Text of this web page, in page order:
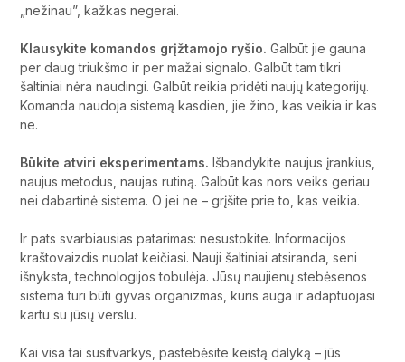
„nežinau”, kažkas negerai.
Klausykite komandos grįžtamojo ryšio. Galbūt jie gauna
per daug triukšmo ir per mažai signalo. Galbūt tam tikri
šaltiniai nėra naudingi. Galbūt reikia pridėti naujų kategorijų.
Komanda naudoja sistemą kasdien, jie žino, kas veikia ir kas
ne.
Būkite atviri eksperimentams. Išbandykite naujus įrankius,
naujus metodus, naujas rutiną. Galbūt kas nors veiks geriau
nei dabartinė sistema. O jei ne – grįšite prie to, kas veikia.
Ir pats svarbiausias patarimas: nesustokite. Informacijos
kraštovaizdis nuolat keičiasi. Nauji šaltiniai atsiranda, seni
išnyksta, technologijos tobulėja. Jūsų naujienų stebėsenos
sistema turi būti gyvas organizmas, kuris auga ir adaptuojasi
kartu su jūsų verslu.
Kai visa tai susitvarkys, pastebėsite keistą dalyką – jūs